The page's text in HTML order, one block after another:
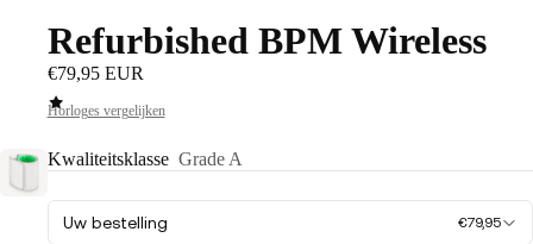
Refurbished BPM Wireless
€79,95 EUR
Horloges vergelijken
Kwaliteitsklasse Grade A
Uw bestelling €79,95